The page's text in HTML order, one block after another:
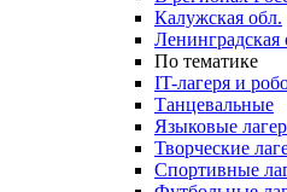
Калужская обл.
Ленинградская
По тематике
IT-лагеря и
Танцевальные
Языковые
Творческие
Спортивные